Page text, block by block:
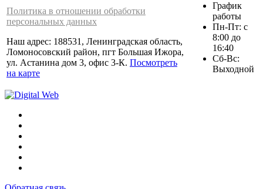
Политика в отношении обработки
персональных данных
Наш адрес: 188531, Ленинградская область,
Ломоносовский район, пгт Большая Ижора,
ул. Астанина дом 3, офис 3-К. Посмотреть
на карте
График
работы
Пн-Пт: с
8:00 до
16:40
Сб-Вс:
Выходной